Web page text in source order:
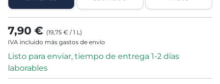
7,90 € (19,75 € /1 L )
IVA incluido más gastos de envío
Listo para enviar, tiempo de entrega 1-2 días
laborables